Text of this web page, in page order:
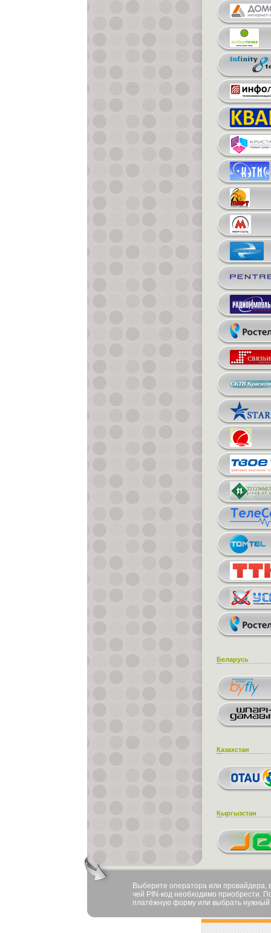
Беларусь
Казахстан
Кыргызстан
Выберите оператора или провайдера,
чей PIN-код необходимо приобрести.
платёжную форму или выбрать нужный